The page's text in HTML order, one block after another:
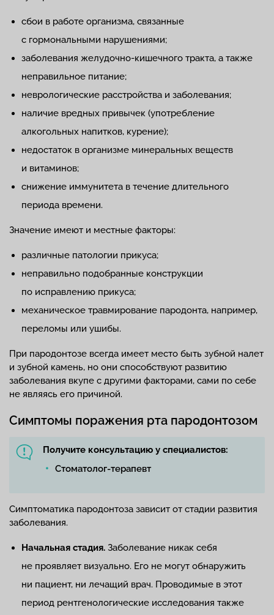
сбои в работе организма, связанные
с гормональными нарушениями;
заболевания желудочно-кишечного тракта, а также
неправильное питание;
неврологические расстройства и заболевания;
наличие вредных привычек (употребление
алкогольных напитков, курение);
недостаток в организме минеральных веществ
и витаминов;
снижение иммунитета в течение длительного
периода времени.
Значение имеют и местные факторы:
различные патологии прикуса;
неправильно подобранные конструкции
по исправлению прикуса;
механическое травмирование пародонта, например,
переломы или ушибы.
При пародонтозе всегда имеет место быть зубной налет
и зубной камень, но они способствуют развитию
заболевания вкупе с другими факторами, сами по себе
не являясь его причиной.
Симптомы поражения рта пародонтозом
Получите консультацию у специалистов:
Стоматолог-терапевт
Симптоматика пародонтоза зависит от стадии развития
заболевания.
Начальная стадия. Заболевание никак себя
не проявляет визуально. Его не могут обнаружить
ни пациент, ни лечащий врач. Проводимые в этот
период рентгенологические исследования также